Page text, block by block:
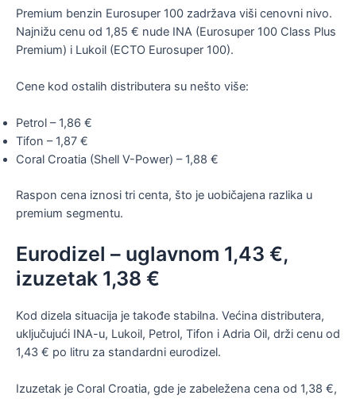
Premium benzin Eurosuper 100 zadržava viši cenovni nivo.
Najnižu cenu od 1,85 € nude INA (Eurosuper 100 Class Plus
Premium) i Lukoil (ECTO Eurosuper 100).
Cene kod ostalih distributera su nešto više:
Petrol – 1,86 €
Tifon – 1,87 €
Coral Croatia (Shell V-Power) – 1,88 €
Raspon cena iznosi tri centa, što je uobičajena razlika u
premium segmentu.
Eurodizel – uglavnom 1,43 €,
izuzetak 1,38 €
Kod dizela situacija je takođe stabilna. Većina distributera,
uključujući INA-u, Lukoil, Petrol, Tifon i Adria Oil, drži cenu od
1,43 € po litru za standardni eurodizel.
Izuzetak je Coral Croatia, gde je zabeležena cena od 1,38 €,